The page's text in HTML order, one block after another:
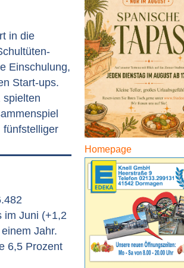
in die
Einschulung,
Start-ups.
spielten
fünfstelliger
im Juni (+1,2
Jahr.
6,5 Prozent
Homepage